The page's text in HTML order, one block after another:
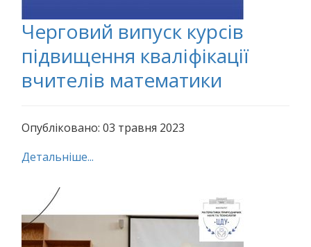
Черговий випуск курсів
підвищення кваліфікації
вчителів математики
Опубліковано: 03 травня 2023
Детальніше...